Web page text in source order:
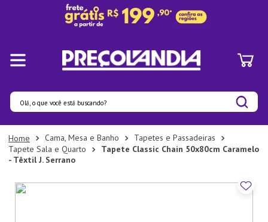
Olá, o que você está buscando?
Cama, Mesa e Banho
Tapetes e Passadeiras
Tapete Sala e Quarto
Tapete Classic Chain 50x80cm Caramelo
- Têxtil J. Serrano
Termos mais buscados
1º
Panelas
3